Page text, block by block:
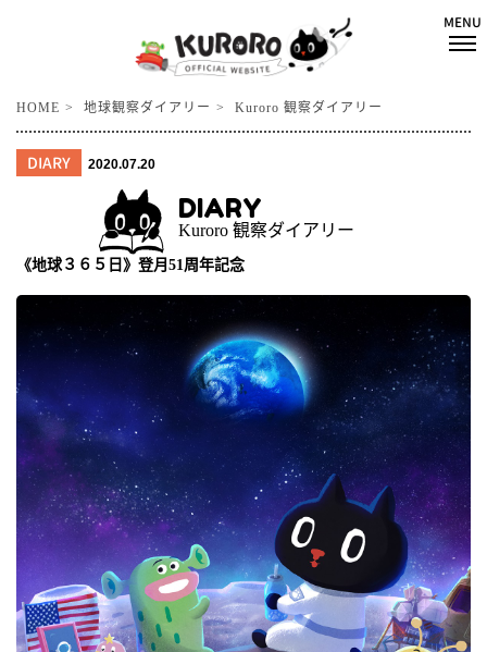
HOME 地球観察ダイアリー Kuroro 観察ダイアリー
DIARY 2020.07.20
DIARY
Kuroro 観察ダイアリー
《地球３６５日》登月51周年記念